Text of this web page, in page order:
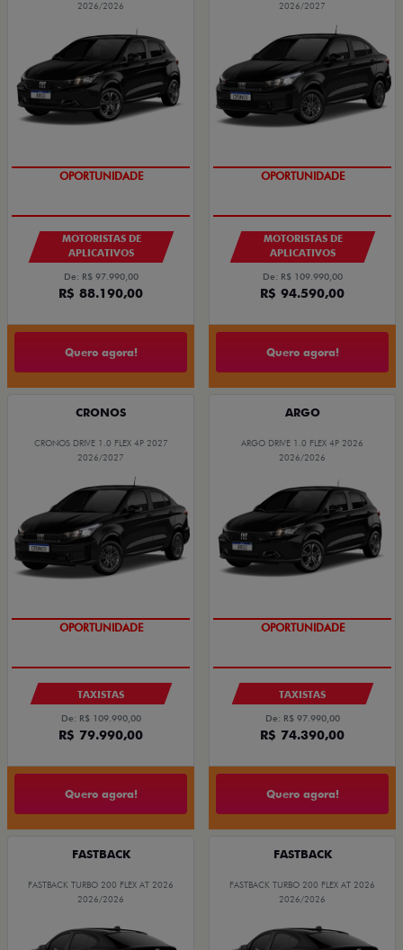
2026/2026
OPORTUNIDADE
MOTORISTAS DE
APLICATIVOS
De: R$ 97.990,00
R$ 88.190,00
Quero agora!
2026/2027
OPORTUNIDADE
MOTORISTAS DE
APLICATIVOS
De: R$ 109.990,00
R$ 94.590,00
Quero agora!
CRONOS
CRONOS DRIVE 1.0 FLEX 4P 2027
2026/2027
OPORTUNIDADE
TAXISTAS
De: R$ 109.990,00
R$ 79.990,00
Quero agora!
ARGO
ARGO DRIVE 1.0 FLEX 4P 2026
2026/2026
OPORTUNIDADE
TAXISTAS
De: R$ 97.990,00
R$ 74.390,00
Quero agora!
FASTBACK
FASTBACK TURBO 200 FLEX AT 2026
2026/2026
FASTBACK
FASTBACK TURBO 200 FLEX AT 2026
2026/2026